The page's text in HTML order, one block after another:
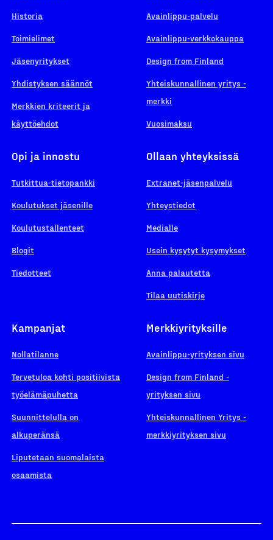
Historia
Toimielimet
Jäsenyritykset
Yhdistyksen säännöt
Merkkien kriteerit ja
käyttöehdot
Avainlippu-palvelu
Avainlippu-verkkokauppa
Design from Finland
Yhteiskunnallinen yritys -
merkki
Vuosimaksu
Opi ja innostu
Tutkittua-tietopankki
Koulutukset jäsenille
Koulutustallenteet
Blogit
Tiedotteet
Ollaan yhteyksissä
Extranet-jäsenpalvelu
Yhteystiedot
Medialle
Usein kysytyt kysymykset
Anna palautetta
Tilaa uutiskirje
Kampanjat
Nollatilanne
Tervetuloa kohti positiivista
työelämäpuhetta
Suunnittelulla on
alkuperänsä
Liputetaan suomalaista
osaamista
Merkkiyrityksille
Avainlippu-yrityksen sivu
Design from Finland -
yrityksen sivu
Yhteiskunnallinen Yritys -
merkkiyrityksen sivu